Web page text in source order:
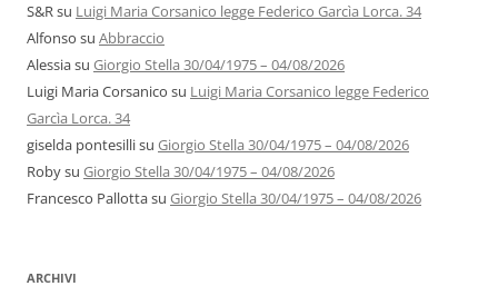
S&Rsu Luigi Maria Corsanico legge Federico Garcìa Lorca. 34
Alfonso su Abbraccio
Alessiasu Giorgio Stella 30/04/1975 – 04/08/2026
Luigi Maria Corsanico su Luigi Maria Corsanico legge Federico
Garcìa Lorca. 34
giselda pontesillisu Giorgio Stella 30/04/1975 – 04/08/2026
Robysu Giorgio Stella 30/04/1975 – 04/08/2026
Francesco Pallottasu Giorgio Stella 30/04/1975 – 04/08/2026
ARCHIVI